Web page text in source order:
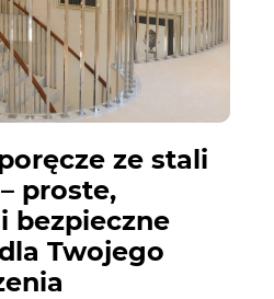
ze stali
proste,
bezpieczne
Twojego